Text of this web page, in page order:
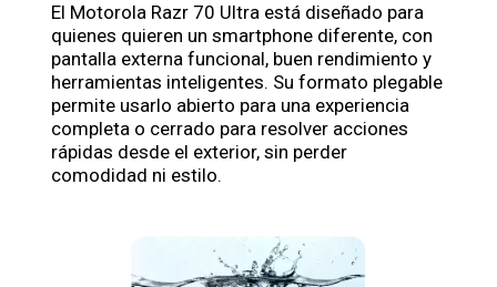
El Motorola Razr 70 Ultra está diseñado para
quienes quieren un smartphone diferente, con
pantalla externa funcional, buen rendimiento y
herramientas inteligentes. Su formato plegable
permite usarlo abierto para una experiencia
completa o cerrado para resolver acciones
rápidas desde el exterior, sin perder
comodidad ni estilo.